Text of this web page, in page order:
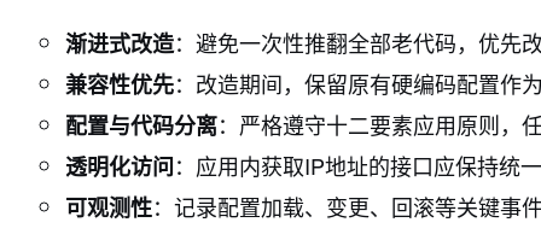
渐进式改造：避免一次性推翻全部老代码，优先
兼容性优先：改造期间，保留原有硬编码配置作
配置与代码分离：严格遵守十二要素应用原则，
透明化访问：应用内获取IP地址的接口应保持统
可观测性：记录配置加载、变更、回滚等关键事